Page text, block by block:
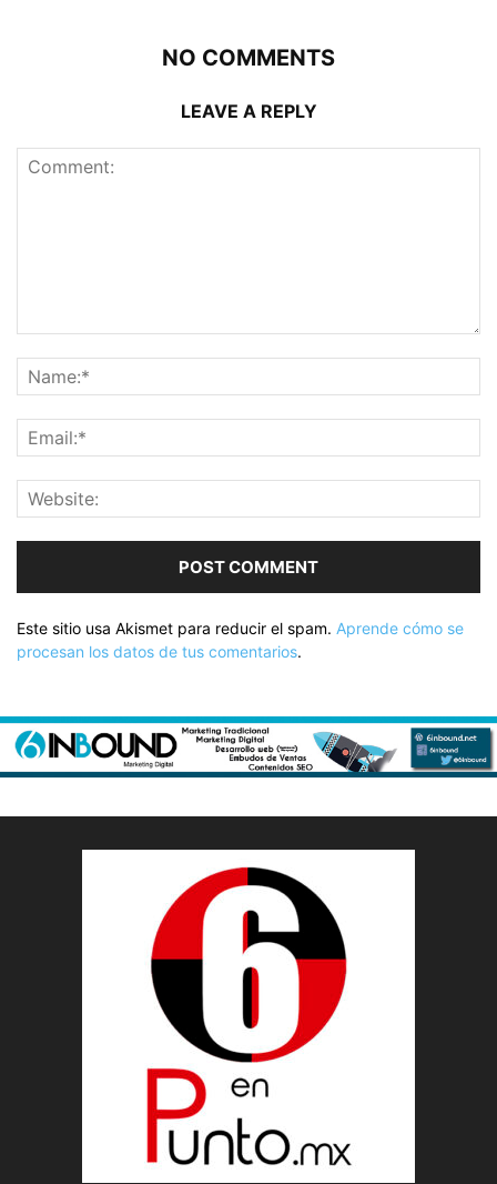
NO COMMENTS
LEAVE A REPLY
Este sitio usa Akismet para reducir el spam. Aprende cómo se
procesan los datos de tus comentarios.